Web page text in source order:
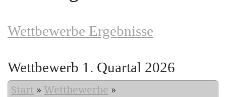
Wettbewerbe Ergebnisse
Wettbewerb 1. Quartal 2026
Start » Wettbewerbe »